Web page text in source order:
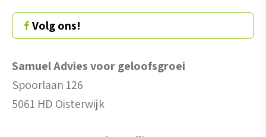
Volg ons!
Samuel Advies voor geloofsgroei
Spoorlaan 126
5061 HD Oisterwijk